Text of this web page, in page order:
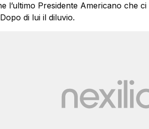
l’ultimo Presidente Americano che
di lui il diluvio.